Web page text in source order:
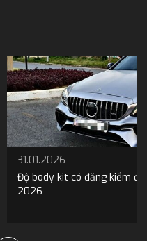
Cập nhật quy định